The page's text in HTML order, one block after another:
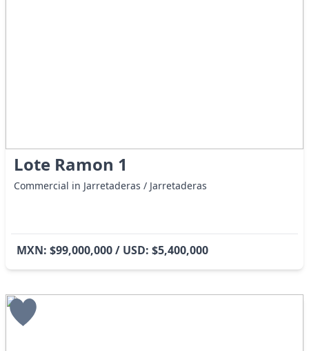
Lote Ramon 1
Commercial in Jarretaderas / Jarretaderas
MXN: $99,000,000 / USD: $5,400,000